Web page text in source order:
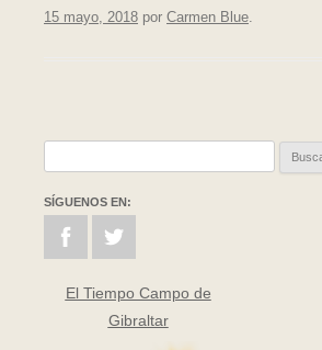
15 mayo, 2018 por Carmen Blue
SÍGUENOS EN:
El Tiempo Campo de
Gibraltar